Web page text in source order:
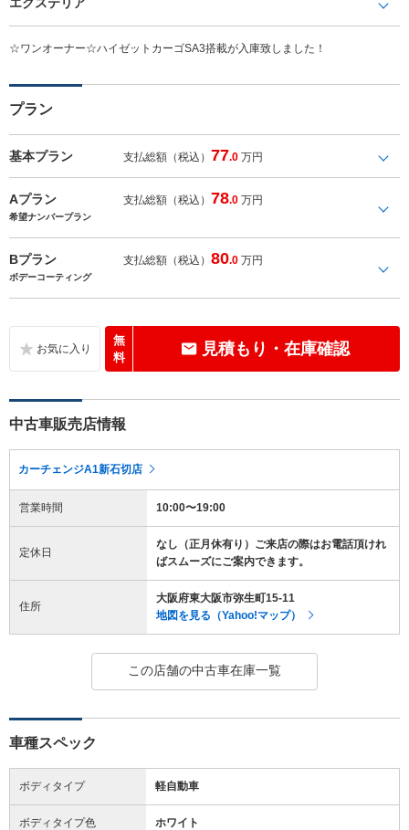
☆ワンオーナー☆ハイゼットカーゴSA3搭載が入庫致しました！
プラン
基本プラン 支払総額（税込） 77.0 万円
Aプラン 支払総額（税込） 78.0 万円
希望ナンバープラン
Bプラン 支払総額（税込）80.0 万円
ボデーコーティング
無
料
見積もり・在庫確認
中古車販売店情報
カーチェンジA1新石切店
営業時間 10:00〜19:00
定休日
なし（正月休有り）ご来店の際はお電話頂けれ
ばスムーズにご案内できます。
住所
大阪府東大阪市弥生町15-11
地図を見る（Yahoo!マップ）
この店舗の中古車在庫一覧
車種スペック
ボディタイプ 軽自動車
ボディタイプ色 ホワイト